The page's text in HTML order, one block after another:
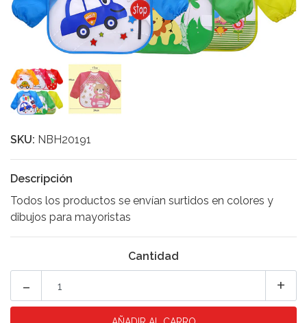
SKU: NBH20191
Descripción
Todos los productos se envían surtidos en colores y
dibujos para mayoristas
Cantidad
+
-